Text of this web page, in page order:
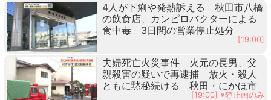
4人が下痢や発熱訴える 秋田市八橋
の飲食店、カンピロバクターによる
食中毒 3日間の営業停止処分
[19:00]
夫婦死亡火災事件 火元の長男、父
親殺害の疑いで再逮捕 放火・殺人
ともに黙秘続ける 秋田・にかほ市
[19:00] ※静止画のみ